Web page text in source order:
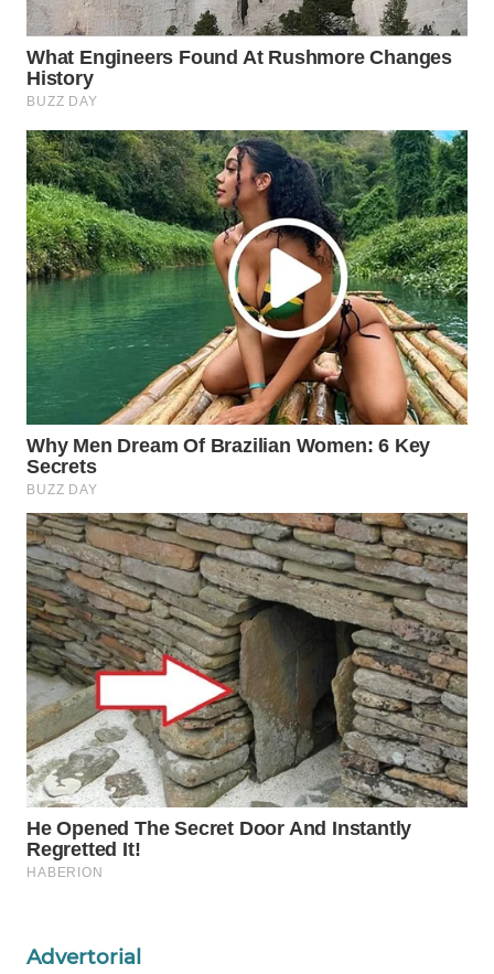
Advertorial
WN
MANDALIKA
WN
LIKUPANG
WN
LABUANBAJO
WN
BORNEO
Wahana
Media
Group
WAHANA
NEWS
WAHANA
TANI
WAHANA
ADVOKAT
WAHANA
INFRASTRUKTUR
WAHANA
KONSUMEN
WAHANA
WAHANA